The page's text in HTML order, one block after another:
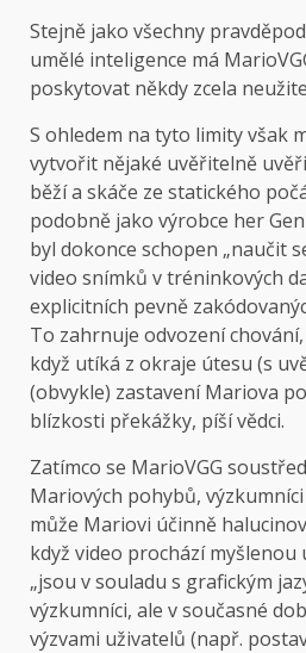
Stejně jako všechny
umělé inteligence má
poskytovat někdy zcela
S ohledem na tyto limity však
vytvořit nějaké uvěřitelně
běží a skáče ze statického
podobně jako výrobce her
byl dokonce schopen „naučit
video snímků v tréninkových
explicitních pevně
To zahrnuje odvození
když utíká z okraje útesu (s
(obvykle) zastavení Mariova
blízkosti překážky, píší vědci.
Zatímco se MarioVGG
Mariových pohybů,
může Mariovi účinně
když video prochází
„jsou v souladu s grafickým
výzkumníci, ale v současné
výzvami uživatelů (např.